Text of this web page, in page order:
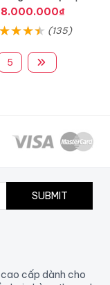
giá tốt
(135)
5
SUBMIT
cấp dành cho